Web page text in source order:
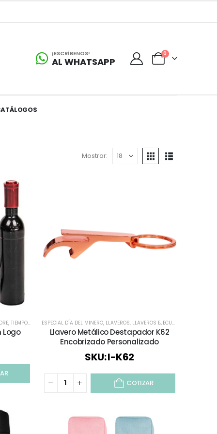
¡ESCRÍBENOS!
AL WHATSAPP
0
Mostrar:
/ AUDIO
, TIEMPO LIBRE / OUTDOOR ,TODOS,VIAJES Y VACACIONES,VINO Y COCINA
Logo
ESPECIAL DÍA DEL MINERO, LLAVEROS, LLAVEROS EJECUTIVOS
Llavero Metálico Destapador K62
Encobrizado Personalizado
SKU: I-K62
COTIZAR